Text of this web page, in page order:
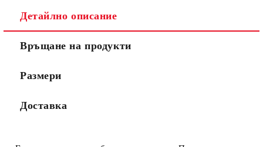
Детайлно описание
Връщане на продукти
Размери
Доставка